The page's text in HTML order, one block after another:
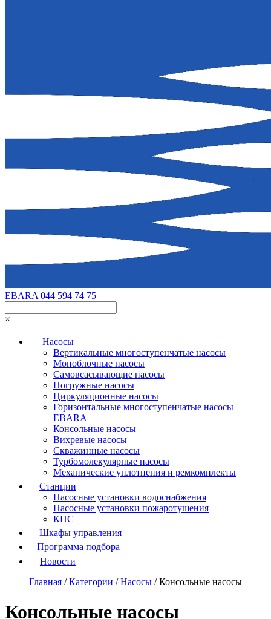
EBARA 044 594 74 75
×
Насосы
Вертикальные многоступенчатые насосы
Моноблочные насосы
Самовсасывающие насосы
Погружные насосы
Циркуляционные насосы
Горизонтальные многоступенчатые насосы
EBARA
Консольные насосы
Вихревые насосы
Скважинные насосы
Турбомолекулярные насосы
Механические уплотнения и ремкомплекты
Станции
Насосные установки водоснабжения
Насосные установки пожаротушения
КНС
Шкафы управления
Программа подбора
Новости
Главная /Категории /Насосы /Консольные насосы
Консольные насосы